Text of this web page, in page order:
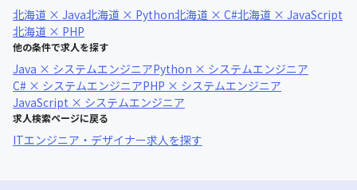
北海道 × Java北海道 × Python北海道 × C#北海道 × JavaScript
北海道 × PHP
他の条件で求人を探す
Java × システムエンジニアPython × システムエンジニア
C# × システムエンジニアPHP × システムエンジニア
JavaScript × システムエンジニア
求人検索ページに戻る
ITエンジニア・デザイナー求人を探す